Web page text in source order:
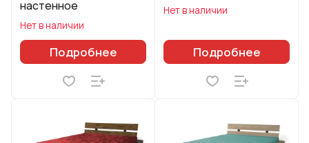
настенное
Нет в наличии
Подробнее
Нет в наличии
Подробнее